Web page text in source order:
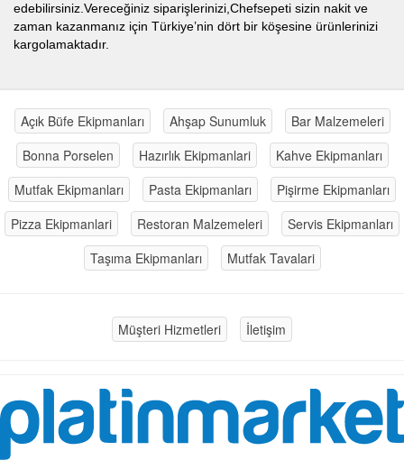
edebilirsiniz.Vereceğiniz siparişlerinizi,Chefsepeti sizin nakit ve
zaman kazanmanız için Türkiye’nin dört bir köşesine ürünlerinizi
kargolamaktadır.
Açık Büfe Ekipmanları Ahşap Sunumluk
Bar Malzemeleri
Bonna Porselen
Hazırlık Ekipmanlari
Kahve Ekipmanları
Mutfak Ekipmanları
Pasta Ekipmanları
Pişirme Ekipmanları
Pizza Ekipmanlari
Restoran Malzemeleri
Servis Ekipmanları
Taşıma Ekipmanları
Mutfak Tavalari
Müşteri Hizmetleri İletişim